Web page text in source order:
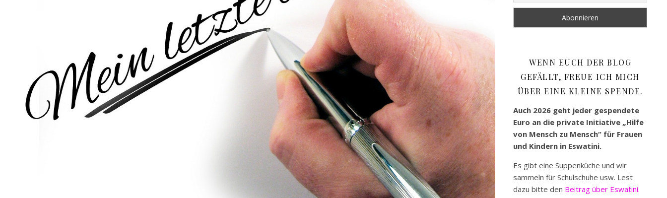
WENN EUCH DER BLOG
GEFÄLLT, FREUE ICH MICH
ÜBER EINE KLEINE SPENDE.
Auch 2026 geht jeder gespendete
Euro an die private Initiative „Hilfe
von Mensch zu Mensch“ für Frauen
und Kindern in Eswatini.
Es gibt eine Suppenküche und wir
sammeln für Schulschuhe usw. Lest
dazu bitte den Beitrag über Eswatini.